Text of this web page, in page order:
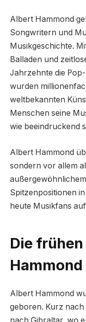
Albert Hammond
Songwritern und
Musikgeschichte.
Balladen und
Jahrzehnte die
wurden
weltbekannten
Menschen seine
wie beeindruckend
Albert Hammond
sondern vor allem
Spitzenpositionen
heute Musikfans
Die
Hammond
Albert Hammond
geboren. Kurz nach